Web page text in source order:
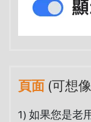
頁面 (可想
1) 如果您是老